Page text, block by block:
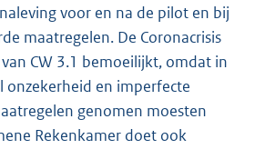
voor en na de pilot en bij
maatregelen. De Coronacrisis
CW 3.1 bemoeilijkt, omdat in
onzekerheid en imperfecte
genomen moesten
Rekenkamer doet ook